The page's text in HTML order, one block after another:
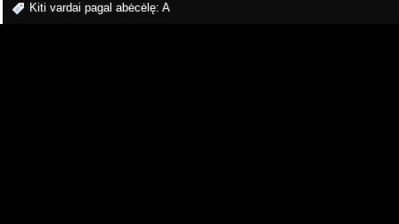
Kiti vardai pagal abėcėlę: A